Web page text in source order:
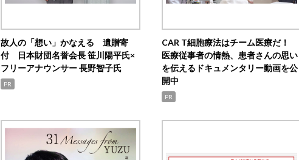
故人の「想い」かなえる 遺贈寄
付 日本財団名誉会長 笹川陽平氏×
フリーアナウンサー 長野智子氏
PR
CAR T細胞療法はチーム医療だ！
医療従事者の情熱、患者さんの思い
を伝えるドキュメンタリー動画を公
開中
PR